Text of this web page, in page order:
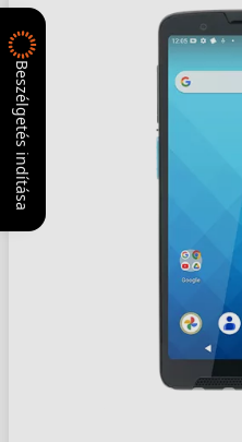
Beszélgetés indítása